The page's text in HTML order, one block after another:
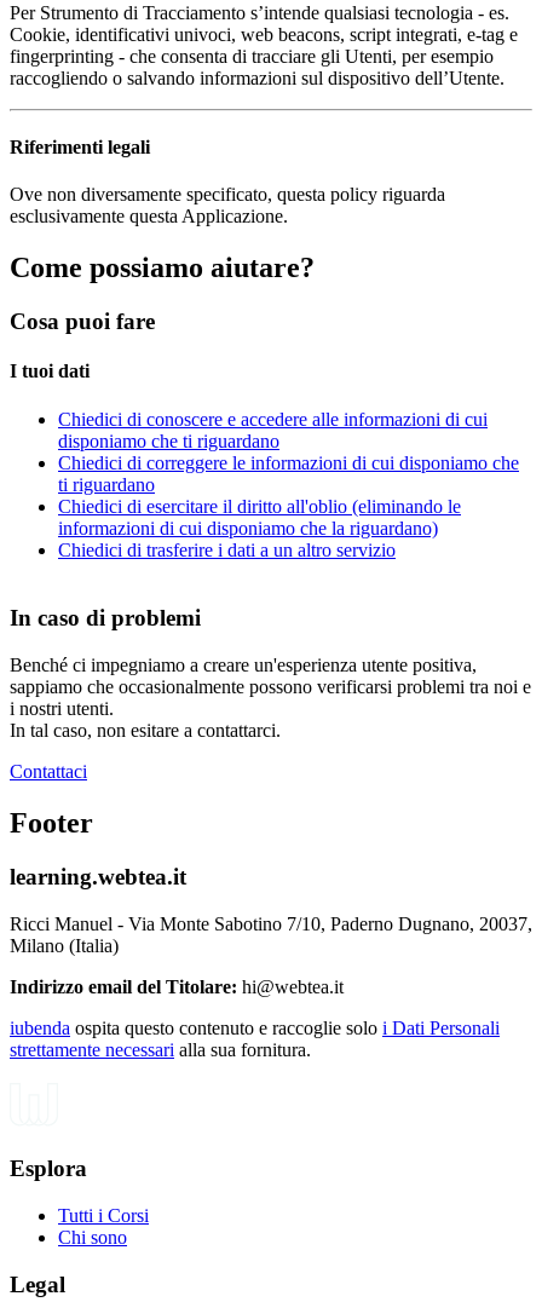
Per Strumento di Tracciamento s’intende qualsiasi tecnologia - es.
Cookie, identificativi univoci, web beacons, script integrati, e-tag e
fingerprinting - che consenta di tracciare gli Utenti, per esempio
raccogliendo o salvando informazioni sul dispositivo dell’Utente.
Riferimenti legali
Ove non diversamente specificato, questa policy riguarda
esclusivamente questa Applicazione.
Come possiamo aiutare?
Cosa puoi fare
I tuoi dati
Chiedici di conoscere e accedere alle informazioni di cui
disponiamo che ti riguardano
Chiedici di correggere le informazioni di cui disponiamo che
ti riguardano
Chiedici di esercitare il diritto all'oblio (eliminando le
informazioni di cui disponiamo che la riguardano)
Chiedici di trasferire i dati a un altro servizio
In caso di problemi
Benché ci impegniamo a creare un'esperienza utente positiva,
sappiamo che occasionalmente possono verificarsi problemi tra noi e
i nostri utenti.
In tal caso, non esitare a contattarci.
Contattaci
Footer
learning.webtea.it
Ricci Manuel - Via Monte Sabotino 7/10, Paderno Dugnano, 20037,
Milano (Italia)
Indirizzo email del Titolare: hi@webtea.it
iubenda ospita questo contenuto e raccoglie solo i Dati Personali
strettamente necessari alla sua fornitura.
Esplora
Tutti i Corsi
Chi sono
Legal